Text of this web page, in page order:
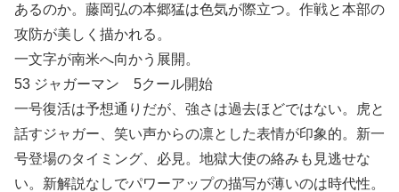
あるのか。藤岡弘の本郷猛は色気が際立つ。作戦と本部の
攻防が美しく描かれる。
一文字が南米へ向かう展開。
53 ジャガーマン 5クール開始
一号復活は予想通りだが、強さは過去ほどではない。虎と
話すジャガー、笑い声からの凛とした表情が印象的。新一
号登場のタイミング、必見。地獄大使の絡みも見逃せな
い。新解説なしでパワーアップの描写が薄いのは時代性。